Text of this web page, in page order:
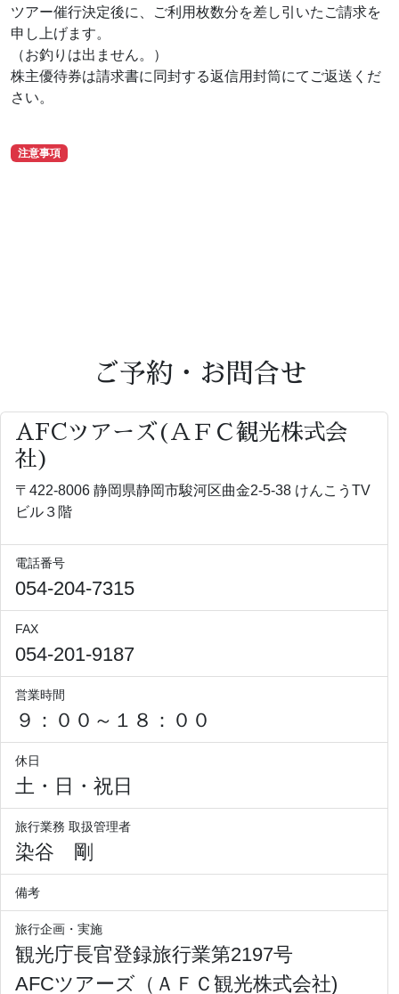
ツアー催行決定後に、ご利用枚数分を差し引いたご請求を
申し上げます。
（お釣りは出ません。）
株主優待券は請求書に同封する返信用封筒にてご返送くだ
さい。
注意事項
ご予約・お問合せ
AFCツアーズ(ＡＦＣ観光株式会
社)
〒422-8006 静岡県静岡市駿河区曲金2-5-38 けんこうTV
ビル３階
電話番号
054-204-7315
FAX
054-201-9187
営業時間
９：００～１８：００
休日
土・日・祝日
旅行業務 取扱管理者
染谷 剛
備考
旅行企画・実施
観光庁長官登録旅行業第2197号
AFCツアーズ（ＡＦＣ観光株式会社)